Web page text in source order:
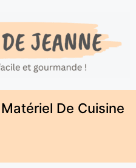
Matériel De Cuisine